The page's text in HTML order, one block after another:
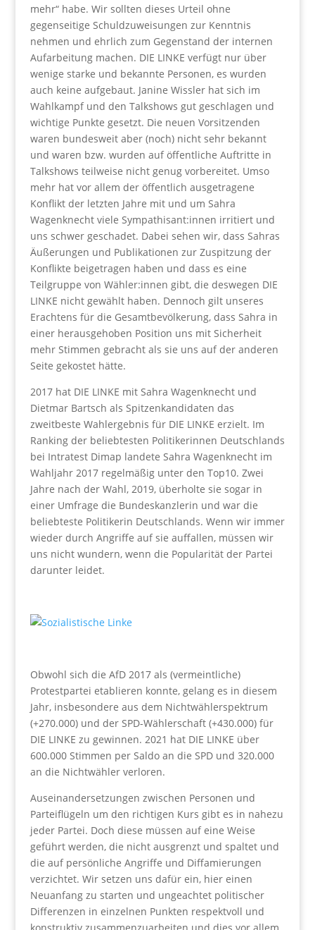
mehr“ habe. Wir sollten dieses Urteil ohne
gegenseitige Schuldzuweisungen zur Kenntnis
nehmen und ehrlich zum Gegenstand der internen
Aufarbeitung machen. DIE LINKE verfügt nur über
wenige starke und bekannte Personen, es wurden
auch keine aufgebaut. Janine Wissler hat sich im
Wahlkampf und den Talkshows gut geschlagen und
wichtige Punkte gesetzt. Die neuen Vorsitzenden
waren bundesweit aber (noch) nicht sehr bekannt
und waren bzw. wurden auf öffentliche Auftritte in
Talkshows teilweise nicht genug vorbereitet. Umso
mehr hat vor allem der öffentlich ausgetragene
Konflikt der letzten Jahre mit und um Sahra
Wagenknecht viele Sympathisant:innen irritiert und
uns schwer geschadet. Dabei sehen wir, dass Sahras
Äußerungen und Publikationen zur Zuspitzung der
Konflikte beigetragen haben und dass es eine
Teilgruppe von Wähler:innen gibt, die deswegen DIE
LINKE nicht gewählt haben. Dennoch gilt unseres
Erachtens für die Gesamtbevölkerung, dass Sahra in
einer herausgehoben Position uns mit Sicherheit
mehr Stimmen gebracht als sie uns auf der anderen
Seite gekostet hätte.
2017 hat DIE LINKE mit Sahra Wagenknecht und
Dietmar Bartsch als Spitzenkandidaten das
zweitbeste Wahlergebnis für DIE LINKE erzielt. Im
Ranking der beliebtesten Politikerinnen Deutschlands
bei Intratest Dimap landete Sahra Wagenknecht im
Wahljahr 2017 regelmäßig unter den Top10. Zwei
Jahre nach der Wahl, 2019, überholte sie sogar in
einer Umfrage die Bundeskanzlerin und war die
beliebteste Politikerin Deutschlands. Wenn wir immer
wieder durch Angriffe auf sie auffallen, müssen wir
uns nicht wundern, wenn die Popularität der Partei
darunter leidet.
Obwohl sich die AfD 2017 als (vermeintliche)
Protestpartei etablieren konnte, gelang es in diesem
Jahr, insbesondere aus dem Nichtwählerspektrum
(+270.000) und der SPD-Wählerschaft (+430.000) für
DIE LINKE zu gewinnen. 2021 hat DIE LINKE über
600.000 Stimmen per Saldo an die SPD und 320.000
an die Nichtwähler verloren.
Auseinandersetzungen zwischen Personen und
Parteiflügeln um den richtigen Kurs gibt es in nahezu
jeder Partei. Doch diese müssen auf eine Weise
geführt werden, die nicht ausgrenzt und spaltet und
die auf persönliche Angriffe und Diffamierungen
verzichtet. Wir setzen uns dafür ein, hier einen
Neuanfang zu starten und ungeachtet politischer
Differenzen in einzelnen Punkten respektvoll und